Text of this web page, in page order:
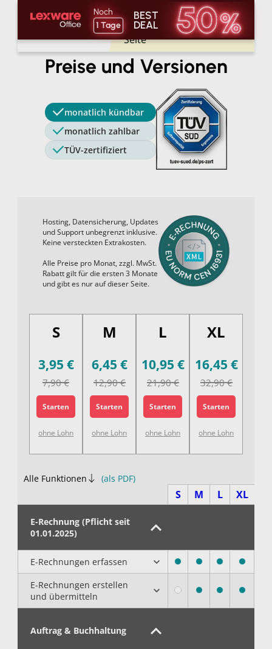
Noch
1 Tage
BEST
DEAL
50 % Rabatt
gibt esnur auf dieser
Seite
Preise und Versionen
monatlich kündbar
monatlich zahlbar
TÜV-zertifiziert
Hosting, Datensicherung, Updates
und Support unbegrenzt inklusive.
Keine versteckten Extrakosten.
Alle Preise pro Monat, zzgl. MwSt.
Rabatt gilt für die ersten 3 Monate
und gibt es nur auf dieser Seite.
S
3,95 €
7,90€
Starten
ohne Lohn
M
6,45 €
12,90€
Starten
ohne Lohn
L
10,95 €
21,90€
Starten
ohne Lohn
XL
16,45 €
32,90€
Starten
ohne Lohn
Alle Funktionen (als PDF)
S M L XL
E-Rechnung (Pflicht seit
01.01.2025)
E-Rechnungеn erfassen
E-Rechnungen erstellen
und übermitteln
Auftrag & Buchhaltung